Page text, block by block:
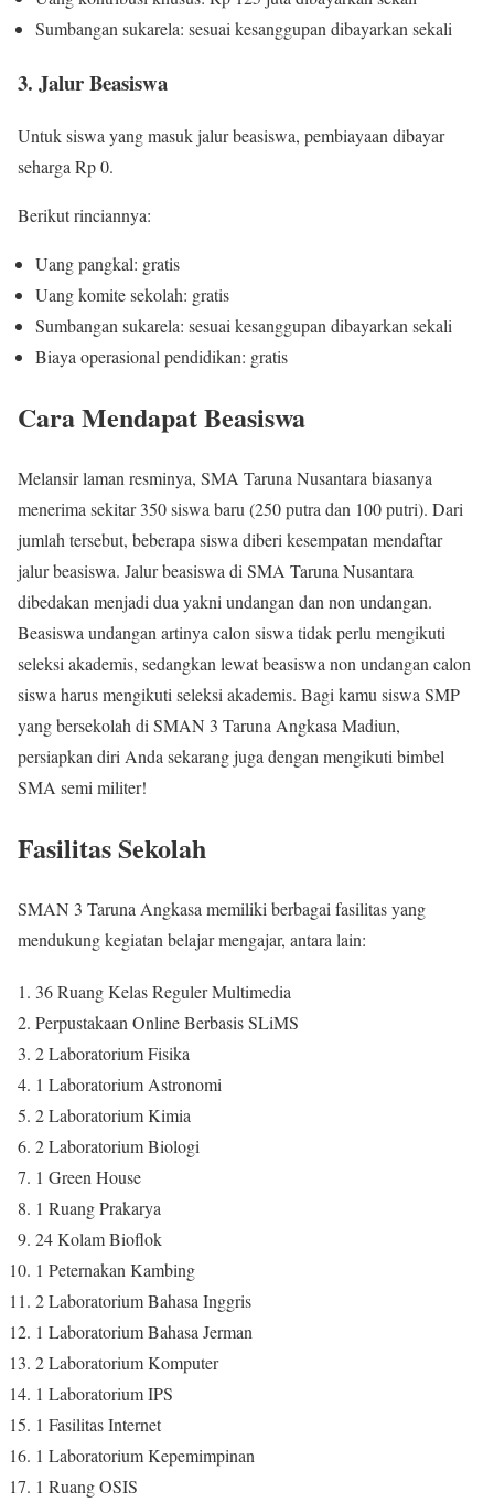
Sumbangan sukarela: sesuai kesanggupan dibayarkan sekali
3. Jalur Beasiswa
Untuk siswa yang masuk jalur beasiswa, pembiayaan dibayar
seharga Rp 0.
Berikut rinciannya:
Uang pangkal: gratis
Uang komite sekolah: gratis
Sumbangan sukarela: sesuai kesanggupan dibayarkan sekali
Biaya operasional pendidikan: gratis
Cara Mendapat Beasiswa
Melansir laman resminya, SMA Taruna Nusantara biasanya
menerima sekitar 350 siswa baru (250 putra dan 100 putri). Dari
jumlah tersebut, beberapa siswa diberi kesempatan mendaftar
jalur beasiswa. Jalur beasiswa di SMA Taruna Nusantara
dibedakan menjadi dua yakni undangan dan non undangan.
Beasiswa undangan artinya calon siswa tidak perlu mengikuti
seleksi akademis, sedangkan lewat beasiswa non undangan calon
siswa harus mengikuti seleksi akademis. Bagi kamu siswa SMP
yang bersekolah di SMAN 3 Taruna Angkasa Madiun,
persiapkan diri Anda sekarang juga dengan mengikuti bimbel
SMA semi militer!
Fasilitas Sekolah
SMAN 3 Taruna Angkasa memiliki berbagai fasilitas yang
mendukung kegiatan belajar mengajar, antara lain:
36 Ruang Kelas Reguler Multimedia
Perpustakaan Online Berbasis SLiMS
2 Laboratorium Fisika
1 Laboratorium Astronomi
2 Laboratorium Kimia
2 Laboratorium Biologi
1 Green House
1 Ruang Prakarya
24 Kolam Bioflok
1 Peternakan Kambing
2 Laboratorium Bahasa Inggris
1 Laboratorium Bahasa Jerman
2 Laboratorium Komputer
1 Laboratorium IPS
1 Fasilitas Internet
1 Laboratorium Kepemimpinan
1 Ruang OSIS